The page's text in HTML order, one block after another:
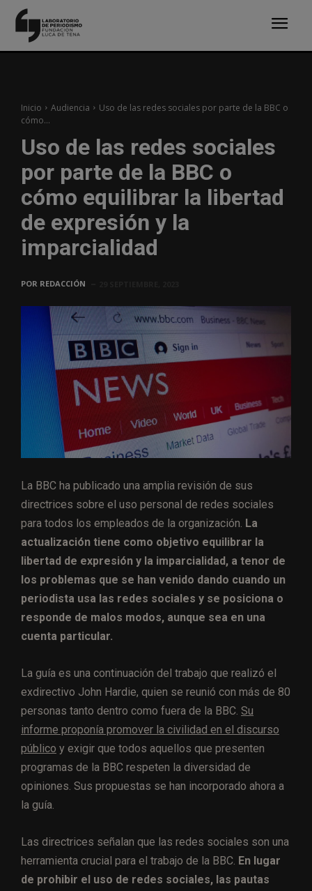
Inicio Audiencia
Uso de las redes sociales por parte de la BBC o
cómo...
Uso de las redes sociales
por parte de la BBC o
cómo equilibrar la libertad
de expresión y la
imparcialidad
POR REDACCIÓN
La BBC ha publicado una amplia revisión de sus
directrices sobre el uso personal de redes sociales
para todos los empleados de la organización. La
actualización tiene como objetivo equilibrar la
libertad de expresión y la imparcialidad, a tenor de
los problemas que se han venido dando cuando un
periodista usa las redes sociales y se posiciona o
responde de malos modos, aunque sea en una
cuenta particular.
La guía es una continuación del trabajo que realizó el
exdirectivo John Hardie, quien se reunió con más de 80
personas tanto dentro como fuera de la BBC. Su
informe proponía promover la civilidad en el discurso
público y exigir que todos aquellos que presenten
programas de la BBC respeten la diversidad de
opiniones. Sus propuestas se han incorporado ahora a
la guía.
Las directrices señalan que las redes sociales son una
herramienta crucial para el trabajo de la BBC. En lugar
de prohibir el uso de redes sociales, las pautas